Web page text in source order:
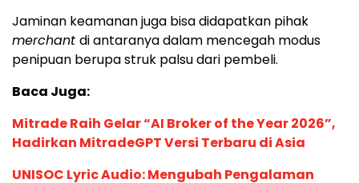
Jaminan keamanan juga bisa didapatkan pihak
merchant di antaranya dalam mencegah modus
penipuan berupa struk palsu dari pembeli.
Baca Juga:
Mitrade Raih Gelar “AI Broker of the Year 2026”,
Hadirkan MitradeGPT Versi Terbaru di Asia
UNISOC Lyric Audio: Mengubah Pengalaman